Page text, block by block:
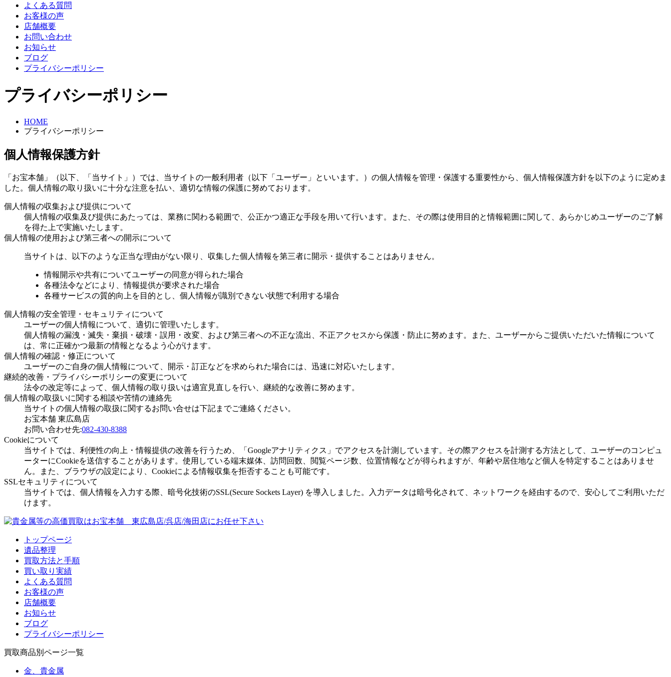
よくある質問
お客様の声
店舗概要
お問い合わせ
お知らせ
ブログ
プライバシーポリシー
プライバシーポリシー
HOME
プライバシーポリシー
個人情報保護方針
「お宝本舗」（以下、「当サイト」）では、当サイトの一般利用者（以下「ユーザー」といいます。）の個人情報を管理・保護する重要性から、個人情報保護方針を以下のように定めま
した。個人情報の取り扱いに十分な注意を払い、適切な情報の保護に努めております。
個人情報の収集および提供について
個人情報の収集及び提供にあたっては、業務に関わる範囲で、公正かつ適正な手段を用いて行います。また、その際は使用目的と情報範囲に関して、あらかじめユーザーのご了解
を得た上で実施いたします。
個人情報の使用および第三者への開示について
当サイトは、以下のような正当な理由がない限り、収集した個人情報を第三者に開示・提供することはありません。
情報開示や共有についてユーザーの同意が得られた場合
各種法令などにより、情報提供が要求された場合
各種サービスの質的向上を目的とし、個人情報が識別できない状態で利用する場合
個人情報の安全管理・セキュリティについて
ユーザーの個人情報について、適切に管理いたします。
個人情報の漏洩・滅失・棄損・破壊・誤用・改変、および第三者への不正な流出、不正アクセスから保護・防止に努めます。また、ユーザーからご提供いただいた情報について
は、常に正確かつ最新の情報となるよう心がけます。
個人情報の確認・修正について
ユーザーのご自身の個人情報について、開示・訂正などを求められた場合には、迅速に対応いたします。
継続的改善・プライバシーポリシーの変更について
法令の改定等によって、個人情報の取り扱いは適宜見直しを行い、継続的な改善に努めます。
個人情報の取扱いに関する相談や苦情の連絡先
当サイトの個人情報の取扱に関するお問い合せは下記までご連絡ください。
お宝本舗 東広島店
お問い合わせ先:082-430-8388
Cookieについて
当サイトでは、利便性の向上・情報提供の改善を行うため、「Googleアナリティクス」でアクセスを計測しています。その際アクセスを計測する方法として、ユーザーのコンピュ
ーターにCookieを送信することがあります。使用している端末媒体、訪問回数、閲覧ページ数、位置情報などが得られますが、年齢や居住地など個人を特定することはありませ
ん。また、ブラウザの設定により、Cookieによる情報収集を拒否することも可能です。
SSLセキュリティについて
当サイトでは、個人情報を入力する際、暗号化技術のSSL(Secure Sockets Layer) を導入しました。入力データは暗号化されて、ネットワークを経由するので、安心してご利用いただ
けます。
トップページ
遺品整理
買取方法と手順
買い取り実績
よくある質問
お客様の声
店舗概要
お知らせ
ブログ
プライバシーポリシー
買取商品別ページ一覧
金、貴金属